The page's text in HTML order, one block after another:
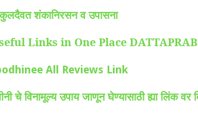
कुलदैवत शंकानिरसन व उपासना
Links in One Place
All Reviews Link
चे विनामूल्य उपाय जाणून घेण्यासाठी ह्या लिंक